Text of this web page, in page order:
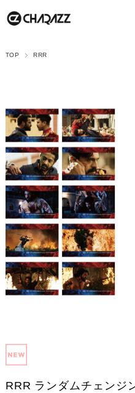
TOP RRR
RRR ランダムチェンジ